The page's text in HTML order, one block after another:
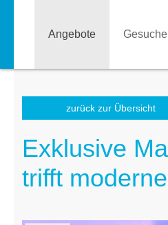
Angebote Gesuche
zurück zur Übersicht
Exklusive
trifft